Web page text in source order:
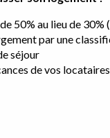
50% au lieu de
par une
séjour
de vos